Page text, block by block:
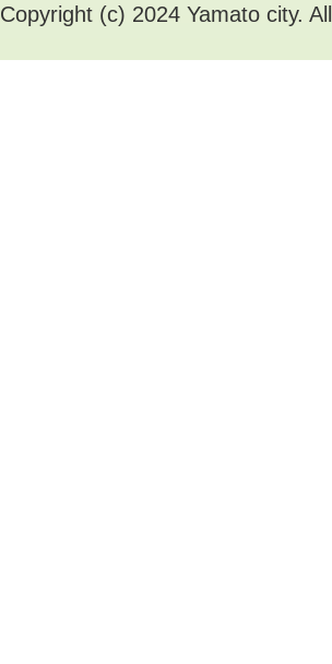
Copyright (c) 2024 Yamato city.